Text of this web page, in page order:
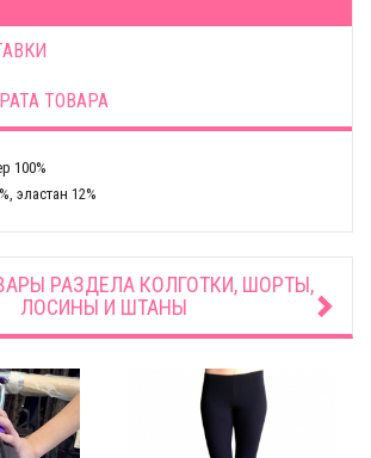
ТОВАРА
100%
эластан 12%
РАЗДЕЛА КОЛГОТКИ, ШОРТЫ,
ЛОСИНЫ И ШТАНЫ